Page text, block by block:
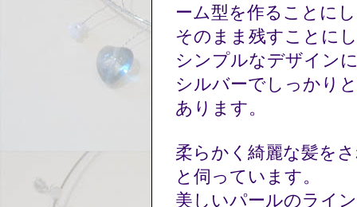
ーム型を作ることに
そのまま残すことに
シンプルなデザイン
シルバーでしっかり
あります。
柔らかく綺麗な髪を
と伺っています。
美しいパールのライ